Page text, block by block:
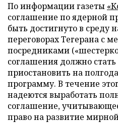
По информации газеты
соглашение по ядерной
быть достигнуто в среду
переговорах Тегерана с
посредниками
соглашения должно
приостановить на
программу. В течение
надеются выработать
соглашение,
право на развитие